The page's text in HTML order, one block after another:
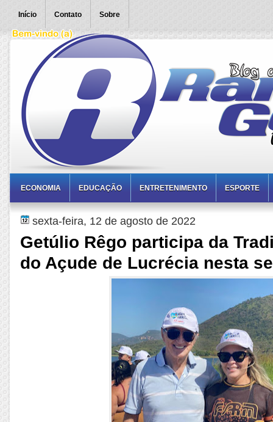
Início Contato Sobre
ECONOMIA EDUCAÇÃO ENTRETENIMENTO ESPORTE
sexta-feira, 12 de agosto de 2022
Getúlio Rêgo participa da
do Açude de Lucrécia nesta